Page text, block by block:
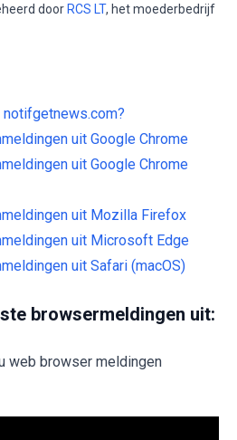
door RCS LT, het moederbedrijf
uit Google Chrome
uit Google Chrome
uit Mozilla Firefox
uit Microsoft Edge
uit Safari (macOS)
browsermeldingen uit:
web browser meldingen